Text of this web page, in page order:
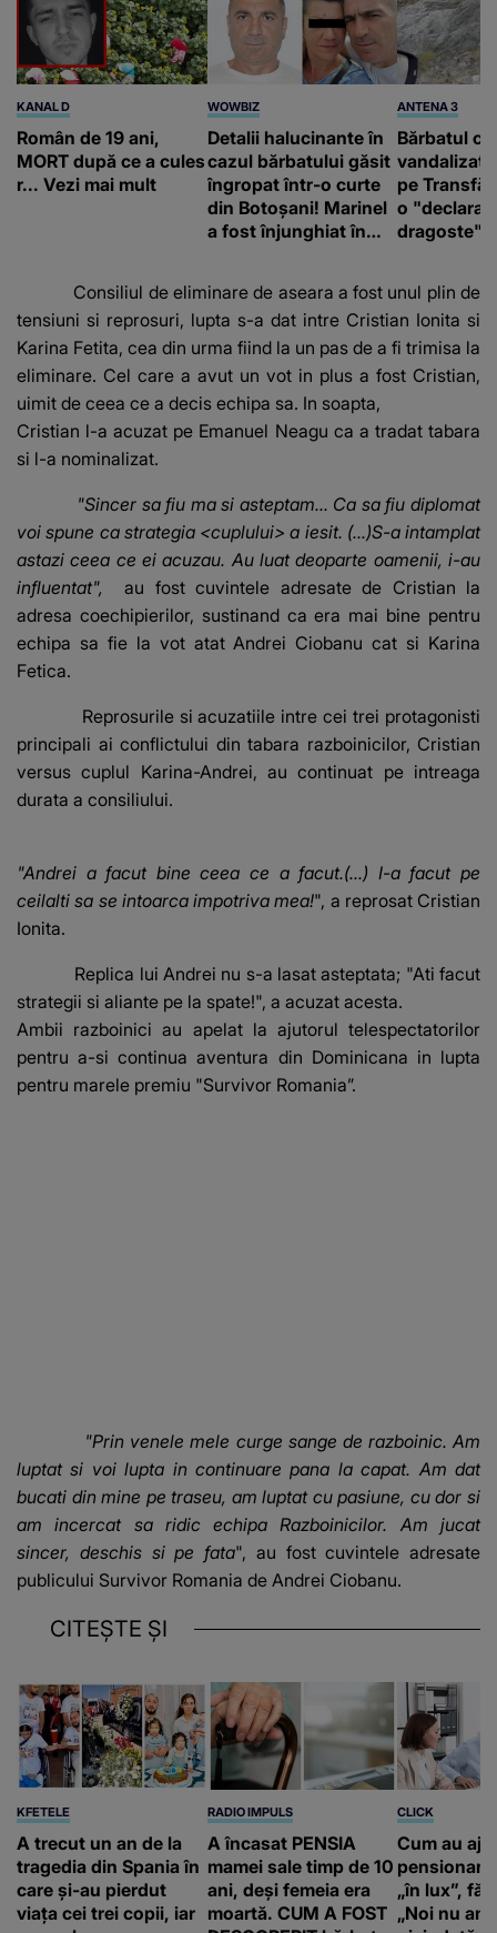
KANAL D
Român de 19 ani,
MORT după ce a cules
r... Vezi mai mult
WOWBIZ
Detalii halucinante în
cazul bărbatului găsit
îngropat într-o curte
din Botoșani! Marinel
a fost înjunghiat în
suspecți
ANTENA 3
Bărbatul
vandalizat
pe
o
dragoste"
Consiliul de eliminare de aseara a fost unul plin de
tensiuni si reprosuri, lupta s-a dat intre Cristian Ionita si
Karina Fetita, cea din urma fiind la un pas de a fi trimisa la
eliminare. Cel care a avut un vot in plus a fost Cristian,
uimit de ceea ce a decis echipa sa. In soapta,
Cristian l-a acuzat pe Emanuel Neagu ca a tradat tabara
si l-a nominalizat.
"Sincer sa fiu ma si asteptam... Ca sa fiu diplomat
voi spune ca strategia <cuplului> a iesit. (...)S-a intamplat
astazi ceea ce ei acuzau. Au luat deoparte oamenii, i-au
influentat",
au fost cuvintele adresate de Cristian la
adresa coechipierilor, sustinand ca era mai bine pentru
echipa sa fie la vot atat Andrei Ciobanu cat si Karina
Fetica.
Reprosurile si acuzatiile intre cei trei protagonisti
principali ai conflictului din tabara razboinicilor, Cristian
versus cuplul Karina-Andrei, au continuat pe intreaga
durata a consiliului.
"Andrei a facut bine ceea ce a facut.(...) I-a facut pe
ceilalti sa se intoarca impotriva mea!", a reprosat Cristian
Ionita.
Replica lui Andrei nu s-a lasat asteptata; "Ati facut
strategii si aliante pe la spate!", a acuzat acesta.
Ambii razboinici au apelat la ajutorul telespectatorilor
pentru a-si continua aventura din Dominicana in lupta
pentru marele premiu "Survivor Romania”.
"Prin venele mele curge sange de razboinic. Am
luptat si voi lupta in continuare pana la capat. Am dat
bucati din mine pe traseu, am luptat cu pasiune, cu dor si
am incercat sa ridic echipa Razboinicilor. Am jucat
sincer, deschis si pe fata", au fost cuvintele adresate
publicului Survivor Romania de Andrei Ciobanu.
CITEȘTE ȘI
KFETELE
A trecut un an de la
tragedia din Spania în
care și-au pierdut
viața cei trei copii, iar
RADIO IMPULS
A încasat PENSIA
mamei sale timp de 10
ani, deși femeia era
moartă. CUM A FOST
CLICK
Cum au
pensionari
„în lux”,
„Noi nu